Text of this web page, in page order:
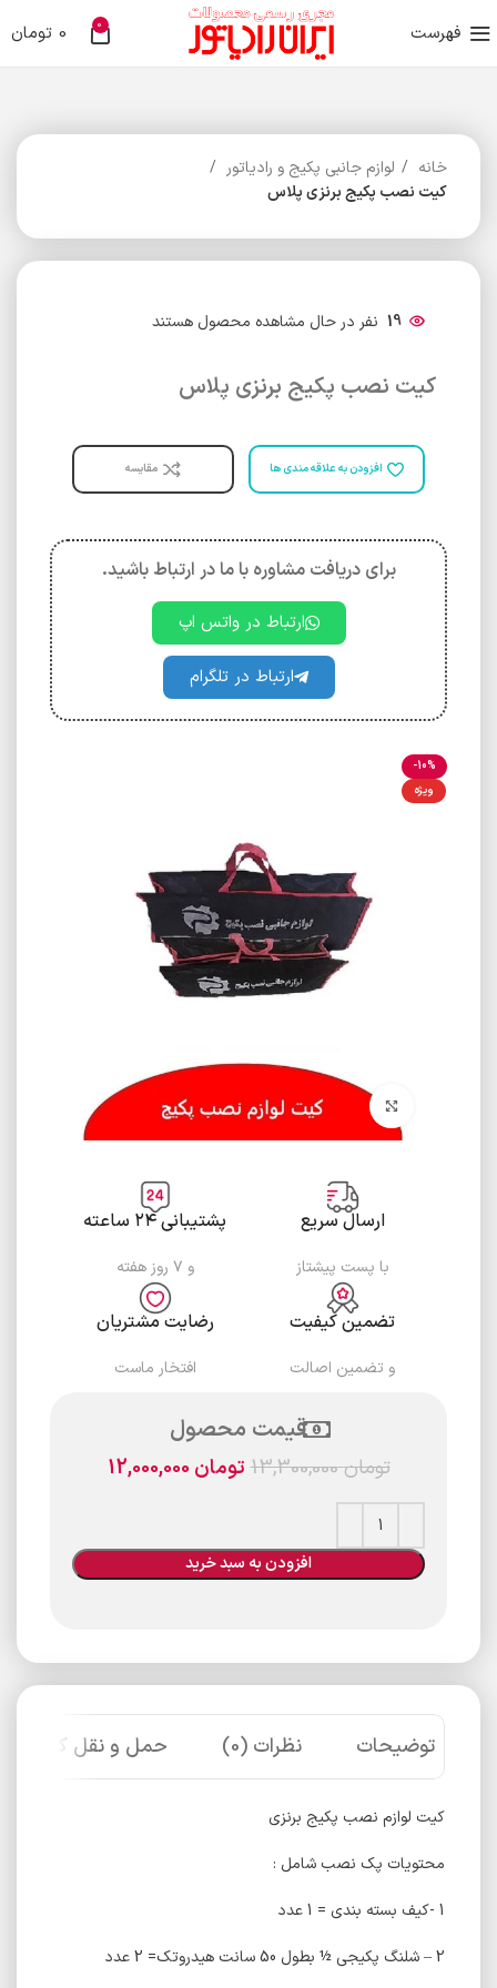
فهرست 0 تومان
خانه
لوازم جانبی پکیج و رادیاتور
کیت نصب پکیج برنزی پلاس
19 نفر در حال مشاهده محصول هستند
کیت نصب پکیج برنزی پلاس
افزودن به علاقه مندی ها مقایسه
برای دریافت مشاوره با ما در ارتباط باشید.
ارتباط در واتس اپ
ارتباط در تلگرام
-10%
ویژه
برای بزرگنمایی کلیک کنید
ارسال سریع
با پست پیشتاز
پشتیبانی ۲۴ ساعته
و ۷ روز هفته
تضمین کیفیت
و تضمین اصالت
رضایت مشتریان
افتخار ماست
قیمت محصول
تومان13,300,000 تومان
افزودن به سبد خرید
توضیحات نظرات (0) حمل و نقل کالا
کیت لوازم نصب پکیج برنزی
محتویات پک نصب شامل :
1 -کیف بسته بندی = 1 عدد
2 – شلنگ پکیجی ½ بطول 50 سانت هیدروتک= 2 عدد